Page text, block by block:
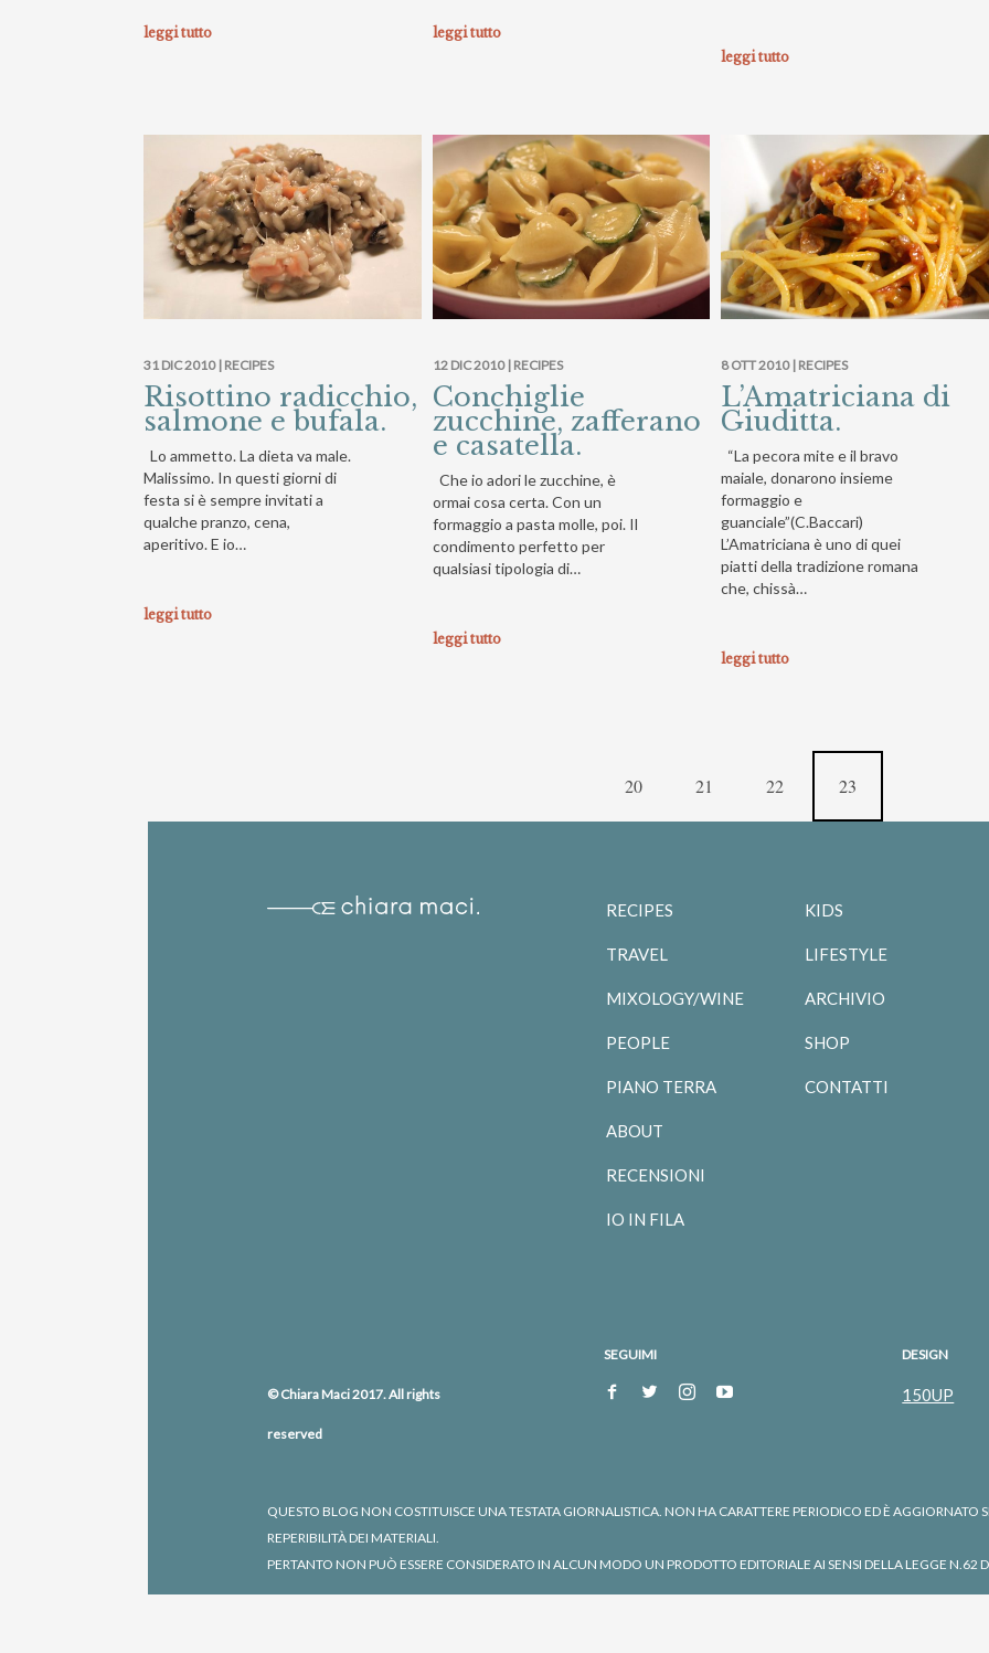
leggi tutto leggi tutto
leggi tutto
31 DIC 2010 | RECIPES
Risottino radicchio,
salmone e bufala.
Lo ammetto. La dieta va male.
Malissimo. In questi giorni di
festa si è sempre invitati a
qualche pranzo, cena,
aperitivo. E io…
leggi tutto
12 DIC 2010 | RECIPES
Conchiglie
zucchine, zafferano
e casatella.
Che io adori le zucchine, è
ormai cosa certa. Con un
formaggio a pasta molle, poi. Il
condimento perfetto per
qualsiasi tipologia di…
leggi tutto
8 OTT 2010 | RECIPES
L’Amatriciana di
Giuditta.
“La pecora mite e il bravo
maiale, donarono insieme
formaggio e
guanciale”(C.Baccari)
L’Amatriciana è uno di quei
piatti della tradizione romana
che, chissà…
leggi tutto
20 21 22 23
RECIPES
TRAVEL
MIXOLOGY/WINE
PEOPLE
PIANO TERRA
KIDS
LIFESTYLE
ARCHIVIO
SHOP
CONTATTI
ABOUT
RECENSIONI
IO IN FILA
© Chiara Maci 2017. All rights
reserved
SEGUIMI DESIGN
150UP
QUESTO BLOG NON COSTITUISCE UNA TESTATA GIORNALISTICA. NON HA CARATTERE PERIODICO ED È AGGIORNATO
REPERIBILITÀ DEI MATERIALI.
PERTANTO NON PUÒ ESSERE CONSIDERATO IN ALCUN MODO UN PRODOTTO EDITORIALE AI SENSI DELLA LEGGE N.62